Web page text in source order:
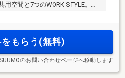
用空間と7つのWORK STYLE。
ウス」誕生。
をもらう(無料)
のお問い合わせページへ移動します